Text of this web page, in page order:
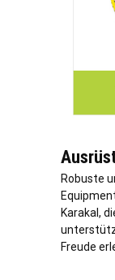
Robuste
Karakal,
Freude